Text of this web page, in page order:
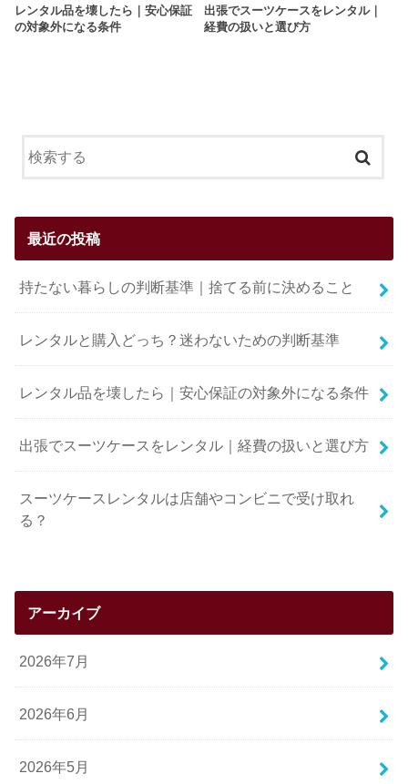
レンタル品を壊したら｜安心保証
の対象外になる条件
出張でスーツケースをレンタル｜
経費の扱いと選び方
最近の投稿
持たない暮らしの判断基準｜捨てる前に決めること
レンタルと購入どっち？迷わないための判断基準
レンタル品を壊したら｜安心保証の対象外になる条件
出張でスーツケースをレンタル｜経費の扱いと選び方
スーツケースレンタルは店舗やコンビニで受け取れ
る？
アーカイブ
2026年7月
2026年6月
2026年5月